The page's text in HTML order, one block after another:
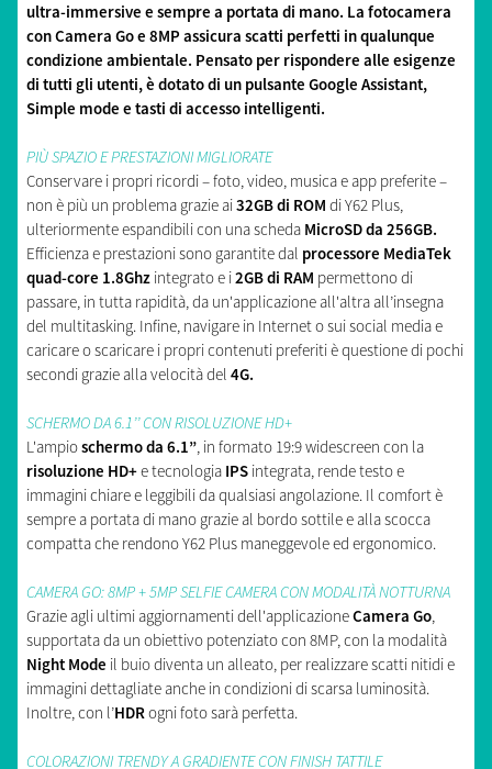
ultra-immersive e sempre a portata di mano. La fotocamera
con Camera Go e 8MP assicura scatti perfetti in qualunque
condizione ambientale. Pensato per rispondere alle esigenze
di tutti gli utenti, è dotato di un pulsante Google Assistant,
Simple mode e tasti di accesso intelligenti.
PIÙ SPAZIO E PRESTAZIONI MIGLIORATE
Conservare i propri ricordi – foto, video, musica e app preferite –
non è più un problema grazie ai32GB di ROM di Y62 Plus,
ulteriormente espandibili con una scheda MicroSD da 256GB.
Efficienza e prestazioni sono garantite dal processore MediaTek
quad-core 1.8Ghz integrato e i2GB di RAM permettono di
passare, in tutta rapidità, da un'applicazione all'altra all’insegna
del multitasking. Infine, navigare in Internet o sui social media e
caricare o scaricare i propri contenuti preferiti è questione di pochi
secondi grazie alla velocità del 4G.
SCHERMO DA 6.1’’ CON RISOLUZIONE HD+
L'ampioschermo da 6.1”, in formato 19:9 widescreen con la
risoluzione HD+e tecnologia IPS integrata, rende testo e
immagini chiare e leggibili da qualsiasi angolazione. Il comfort è
sempre a portata di mano grazie al bordo sottile e alla scocca
compatta che rendono Y62 Plus maneggevole ed ergonomico.
CAMERA GO: 8MP + 5MP SELFIE CAMERA CON MODALITÀ NOTTURNA
Grazie agli ultimi aggiornamenti dell'applicazioneCamera Go,
supportata da un obiettivo potenziato con 8MP, con la modalità
Night Mode il buio diventa un alleato, per realizzare scatti nitidi e
immagini dettagliate anche in condizioni di scarsa luminosità.
Inoltre, con l’HDRogni foto sarà perfetta.
COLORAZIONI TRENDY A GRADIENTE CON FINISH TATTILE